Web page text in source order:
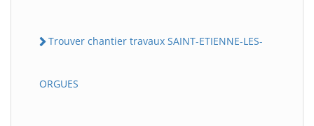
Trouver chantier travaux SAINT-ETIENNE-LES-
ORGUES